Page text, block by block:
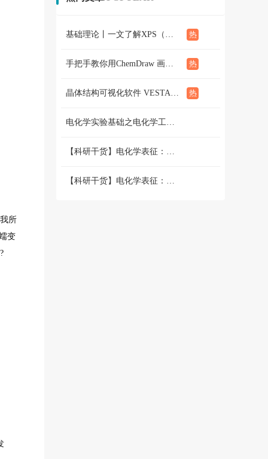
所
变
基础理论丨一文了解XPS（概念、定性定量分析、分析方法、谱线结构）
手把手教你用ChemDraw 画化学结构式：基础篇
晶体结构可视化软件 VESTA使用教程（下篇）
电化学实验基础之电化学工作站篇 （二）三电极和两电极体系的搭建 和测试
【科研干货】电化学表征：循环伏安法详解（上）
【科研干货】电化学表征：循环伏安法详解（下）